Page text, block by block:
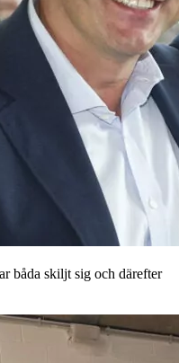
båda skiljt sig och därefter